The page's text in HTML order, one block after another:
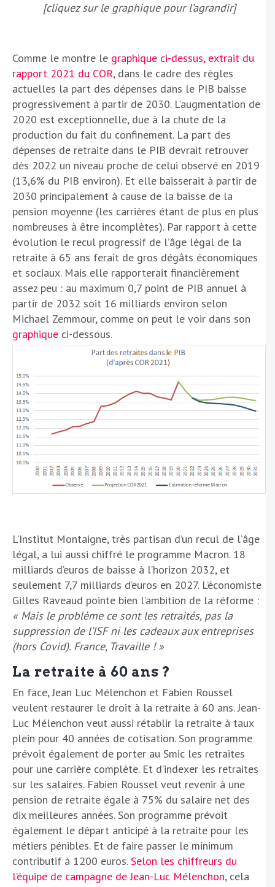
[cliquez sur le graphique pour l’agrandir]
Comme le montre le graphique ci-dessus, extrait du
rapport 2021 du COR, dans le cadre des règles
actuelles la part des dépenses dans le PIB baisse
progressivement à partir de 2030. L’augmentation de
2020 est exceptionnelle, due à la chute de la
production du fait du confinement. La part des
dépenses de retraite dans le PIB devrait retrouver
dès 2022 un niveau proche de celui observé en 2019
(13,6% du PIB environ). Et elle baisserait à partir de
2030 principalement à cause de la baisse de la
pension moyenne (les carrières étant de plus en plus
nombreuses à être incomplètes). Par rapport à cette
évolution le recul progressif de l’âge légal de la
retraite à 65 ans ferait de gros dégâts économiques
et sociaux. Mais elle rapporterait financièrement
assez peu : au maximum 0,7 point de PIB annuel à
partir de 2032 soit 16 milliards environ selon
Michael Zemmour, comme on peut le voir dans son
graphique ci-dessous.
L’Institut Montaigne, très partisan d’un recul de l’âge
légal, a lui aussi chiffré le programme Macron. 18
milliards d’euros de baisse à l’horizon 2032, et
seulement 7,7 milliards d’euros en 2027. L’économiste
Gilles Raveaud pointe bien l’ambition de la réforme :
« Mais le problème ce sont les retraités, pas la
suppression de l’ISF ni les cadeaux aux entreprises
(hors Covid). France, Travaille ! »
La retraite à 60 ans ?
En face, Jean Luc Mélenchon et Fabien Roussel
veulent restaurer le droit à la retraite à 60 ans. Jean-
Luc Mélenchon veut aussi rétablir la retraite à taux
plein pour 40 années de cotisation. Son programme
prévoit également de porter au Smic les retraites
pour une carrière complète. Et d’indexer les retraites
sur les salaires. Fabien Roussel veut revenir à une
pension de retraite égale à 75% du salaire net des
dix meilleures années. Son programme prévoit
également le départ anticipé à la retraite pour les
métiers pénibles. Et de faire passer le minimum
contributif à 1200 euros.Selon les chiffreurs du
l’équipe de campagne de Jean-Luc Mélenchon, cela